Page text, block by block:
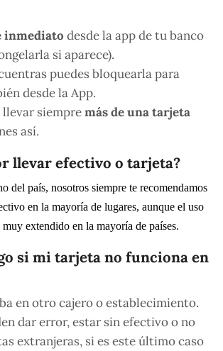
inmediato desde la app de tu banco
si aparece).
puedes bloquearla para
desde la App.
siempremás de una tarjeta
así.
llevar efectivo o tarjeta?
del país, nosotros siempre te recomendamos
en la mayoría de lugares, aunque el uso
muy extendido en la mayoría de países.
si mi tarjeta no funciona en
en otro cajero o establecimiento.
dar error, estar sin efectivo o no
extranjeras, si es este último caso